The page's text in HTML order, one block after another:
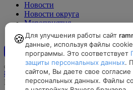
Новости
Новости округа
Мероприятия
Официально
12+
8-496-46-3-12-67,
Московская область, г. Раменское,
🍪 Для улучшения работы сайт
данные, используя файлы
программы. Это соответствует
защиты персональных данных.
сайтом, Вы даете свое согласие
персональных данных. Файлы